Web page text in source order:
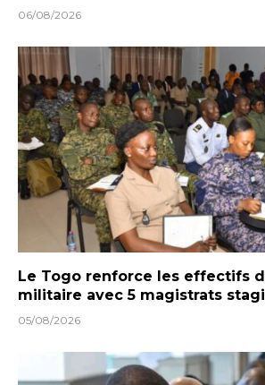
06/08/2026
Le Togo renforce les effectifs
militaire avec 5 magistrats
05/08/2026